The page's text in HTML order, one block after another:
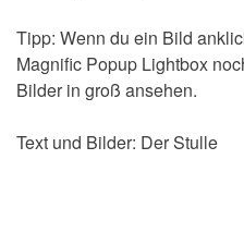
Tipp: Wenn du ein Bild
Magnific Popup Lightbox
Bilder in groß ansehen.
Text und Bilder: Der Stulle